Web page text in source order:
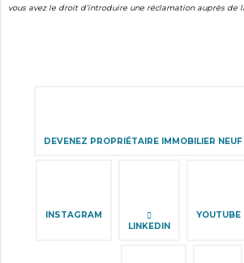
vous avez le droit d’introduire une réclamation auprès de
DEVENEZ PROPRIÉTAIRE IMMOBILIER NEUF
INSTAGRAM
LINKEDIN
YOUTUBE